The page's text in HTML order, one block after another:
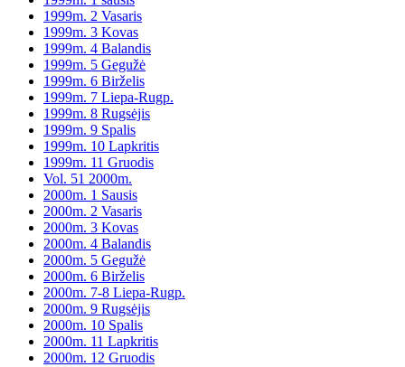
1999m. 2 Vasaris
1999m. 3 Kovas
1999m. 4 Balandis
1999m. 5 Gegužė
1999m. 6 Birželis
1999m. 7 Liepa-Rugp.
1999m. 8 Rugsėjis
1999m. 9 Spalis
1999m. 10 Lapkritis
1999m. 11 Gruodis
Vol. 51 2000m.
2000m. 1 Sausis
2000m. 2 Vasaris
2000m. 3 Kovas
2000m. 4 Balandis
2000m. 5 Gegužė
2000m. 6 Birželis
2000m. 7-8 Liepa-Rugp.
2000m. 9 Rugsėjis
2000m. 10 Spalis
2000m. 11 Lapkritis
2000m. 12 Gruodis